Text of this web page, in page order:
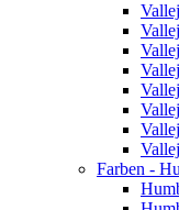
Farben -